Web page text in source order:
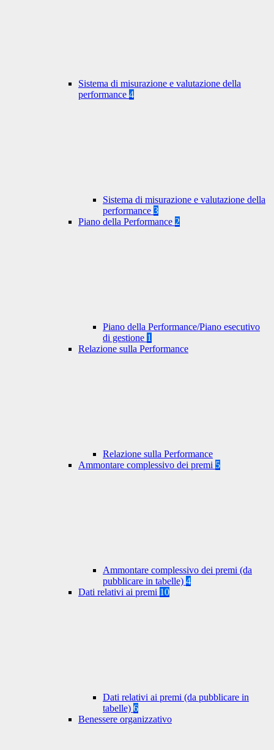
Sistema di misurazione e valutazione della
performance 4
Sistema di misurazione e valutazione della
performance 3
Piano della Performance 2
Piano della Performance/Piano esecutivo
di gestione 1
Relazione sulla Performance
Relazione sulla Performance
Ammontare complessivo dei premi 5
Ammontare complessivo dei premi (da
pubblicare in tabelle) 4
Dati relativi ai premi 10
Dati relativi ai premi (da pubblicare in
tabelle) 6
Benessere organizzativo